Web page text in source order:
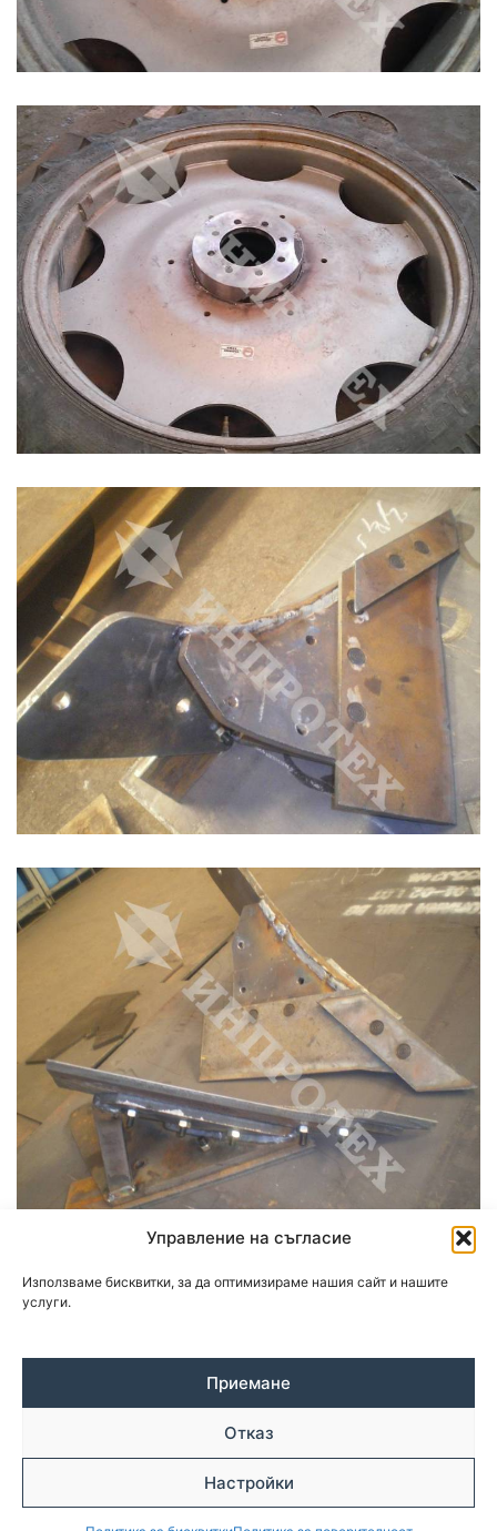
Управление на съгласие
Използваме бисквитки, за да оптимизираме нашия сайт и нашите
услуги.
Приемане
Отказ
Настройки
© Copyright 2026 | inproteh.comПолитика за поверителност
Изработка на уеб сайт–WebsiteBuilderBG